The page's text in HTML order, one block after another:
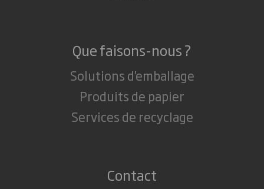
Que faisons-nous ?
Solutions d'emballage
Produits de papier
Services de recyclage
Contact